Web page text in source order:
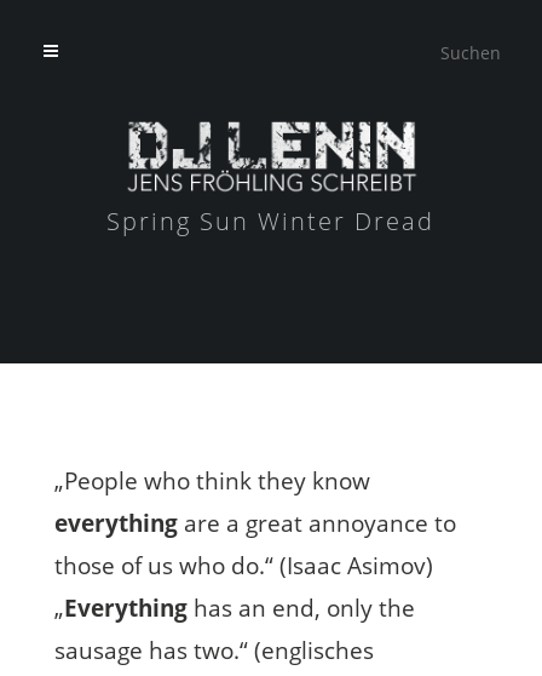
Spring Sun Winter Dread
„People who think they know
everythingare a great annoyance to
those of us who do.“ (Isaac Asimov)
„Everythinghas an end, only the
sausage has two.“ (englisches